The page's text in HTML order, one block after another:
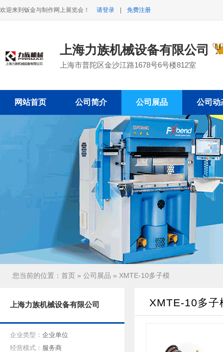
欢迎来到钣金与制作网上展览会！ 请登录 免费注册
上海力族机械设备有限公司
上海市普陀区金沙江路1678号6号楼812室
网站首页 公司简介 公司展品 公司动
您当前的位置： 首页 » 公司展品 » XMTE-10多子模
上海力族机械设备有限公司
企业类型： 企业单位
经营模式： 服务商
XMTE-10多子